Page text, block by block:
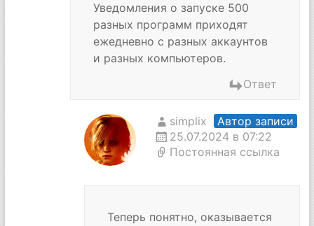
Уведомления о запуске 500
разных программ приходят
ежедневно с разных аккаунтов
и разных компьютеров.
Ответ
simplix
Автор записи
25.07.2024 в 07:22
Постоянная ссылка
Теперь понятно, оказывается